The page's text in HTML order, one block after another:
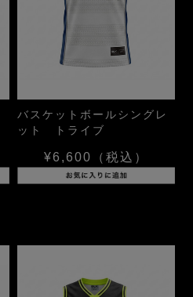
バスケットボールシングレ
ット トライブ
¥6,600 （税込）